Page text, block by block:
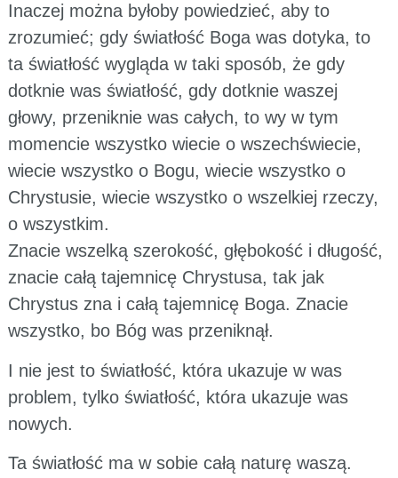
Inaczej można byłoby powiedzieć, aby to
zrozumieć; gdy światłość Boga was dotyka, to
ta światłość wygląda w taki sposób, że gdy
dotknie was światłość, gdy dotknie waszej
głowy, przeniknie was całych, to wy w tym
momencie wszystko wiecie o wszechświecie,
wiecie wszystko o Bogu, wiecie wszystko o
Chrystusie, wiecie wszystko o wszelkiej rzeczy,
o wszystkim.
Znacie wszelką szerokość, głębokość i długość,
znacie całą tajemnicę Chrystusa, tak jak
Chrystus zna i całą tajemnicę Boga. Znacie
wszystko, bo Bóg was przeniknął.
I nie jest to światłość, która ukazuje w was
problem, tylko światłość, która ukazuje was
nowych.
Ta światłość ma w sobie całą naturę waszą.